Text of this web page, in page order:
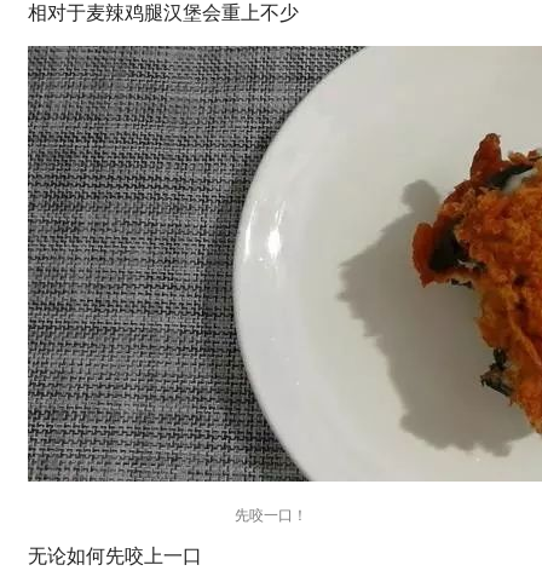
相对于麦辣鸡腿汉堡会重上不少
先咬一口！
无论如何先咬上一口